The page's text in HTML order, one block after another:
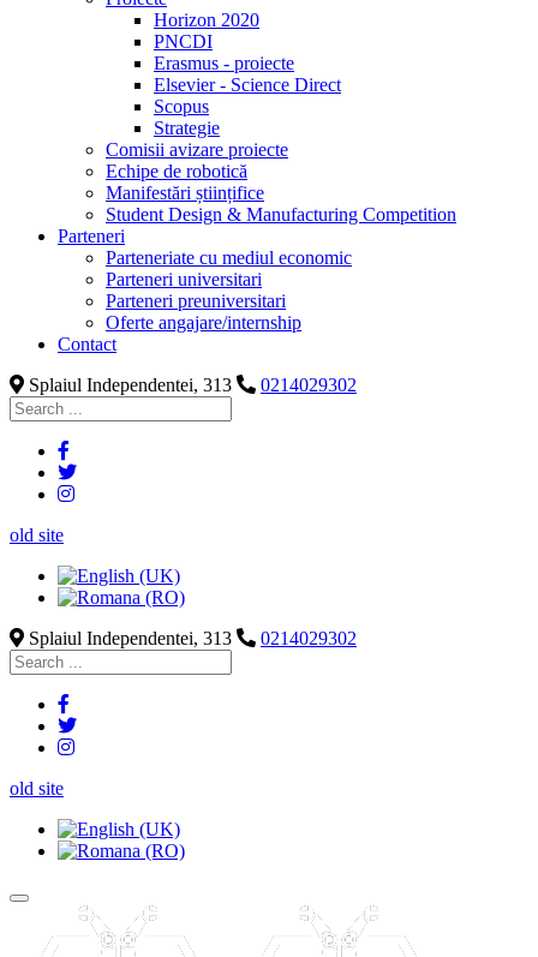
Horizon 2020
PNCDI
Erasmus - proiecte
Elsevier - Science Direct
Scopus
Strategie
Comisii avizare proiecte
Echipe de robotică
Manifestări științifice
Student Design & Manufacturing Competition
Parteneri
Parteneriate cu mediul economic
Parteneri universitari
Parteneri preuniversitari
Oferte angajare/internship
Contact
Splaiul Independentei, 313
0214029302
old site
Splaiul Independentei, 313 0214029302
old site